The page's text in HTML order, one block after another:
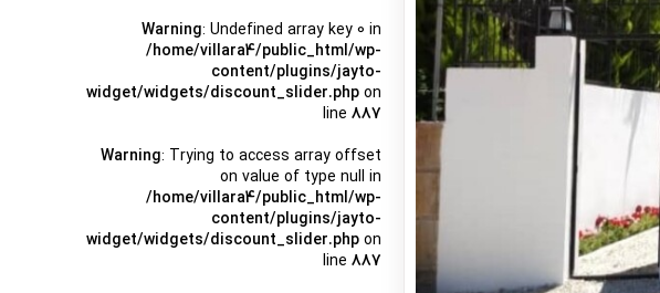
Warning: Undefined array key 0 in
/home/villara4/public_html/wp-
content/plugins/jayto-
widget/widgets/discount_slider.php on
line887
Warning: Trying to access array offset
on value of type null in
/home/villara4/public_html/wp-
content/plugins/jayto-
widget/widgets/discount_slider.php on
line887